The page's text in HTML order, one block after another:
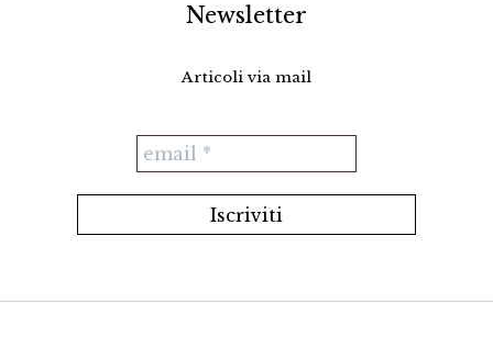
Newsletter
Articoli via mail